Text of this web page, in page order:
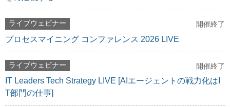
ライブウェビナー 開催終了
プロセスマイニング コンファレンス 2026 LIVE
ライブウェビナー 開催終了
IT Leaders Tech Strategy LIVE [AIエージェントの戦力化はI
T部門の仕事]